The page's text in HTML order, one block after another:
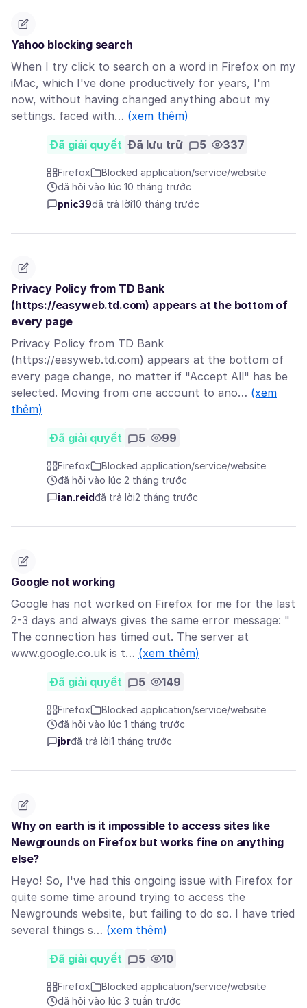
Yahoo blocking search
When I try click to search on a word in Firefox on my
iMac, which I've done productively for years, I'm
now, without having changed anything about my
settings. faced with… (xem thêm)
Đã giải quyết Đã lưu trữ 5 337
Firefox
Blocked application/service/website
đã hỏi vào lúc 10 tháng trước
pnic39đã trả lời10 tháng trước
Privacy Policy from TD Bank
(https://easyweb.td.com) appears at the bottom of
every page
Privacy Policy from TD Bank
(https://easyweb.td.com) appears at the bottom of
every page change, no matter if "Accept All" has be
selected. Moving from one account to ano… (xem
thêm)
Đã giải quyết 5 99
Firefox
Blocked application/service/website
đã hỏi vào lúc 2 tháng trước
ian.reidđã trả lời2 tháng trước
Google not working
Google has not worked on Firefox for me for the last
2-3 days and always gives the same error message: "
The connection has timed out. The server at
www.google.co.uk is t… (xem thêm)
Đã giải quyết 5 149
Firefox
Blocked application/service/website
đã hỏi vào lúc 1 tháng trước
jbrđã trả lời1 tháng trước
Why on earth is it impossible to access sites like
Newgrounds on Firefox but works fine on anything
else?
Heyo! So, I've had this ongoing issue with Firefox for
quite some time around trying to access the
Newgrounds website, but failing to do so. I have tried
several things s… (xem thêm)
Đã giải quyết 5 10
Firefox
Blocked application/service/website
đã hỏi vào lúc 3 tuần trước